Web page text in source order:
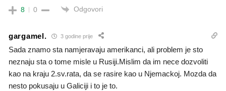
8 0 Odgovori
gargamel. 3 godine prije
Sada znamo sta namjeravaju amerikanci, ali problem je sto
neznaju sta o tome misle u Rusiji.Mislim da im nece dozvoliti
kao na kraju 2.sv.rata, da se rasire kao u Njemackoj. Mozda da
nesto pokusaju u Galiciji i to je to.